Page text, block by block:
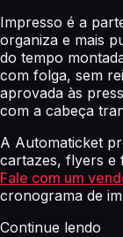
Impresso é a
organiza e mais
do tempo
com folga, sem
aprovada às
com a cabeça
A Automaticket
cartazes, flyers e
Fale com um
cronograma de
Continue lendo